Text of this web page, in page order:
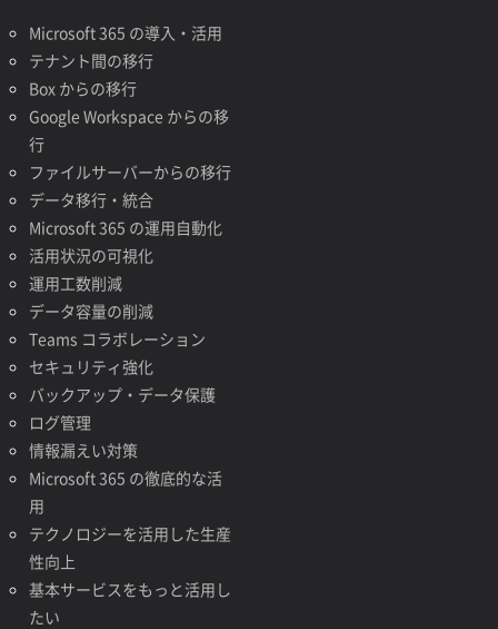
Microsoft 365 の導入・活用
テナント間の移行
Box からの移行
Google Workspace からの移
行
ファイルサーバーからの移行
データ移行・統合
Microsoft 365 の運用自動化
活用状況の可視化
運用工数削減
データ容量の削減
Teams コラボレーション
セキュリティ強化
バックアップ・データ保護
ログ管理
情報漏えい対策
Microsoft 365 の徹底的な活
用
テクノロジーを活用した生産
性向上
基本サービスをもっと活用し
たい